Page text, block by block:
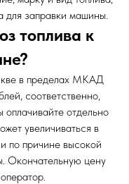
для заправки машины.
топлива к
в пределах МКАД
соответственно,
отдельно
увеличиваться в
по причине высокой
Окончательную цену